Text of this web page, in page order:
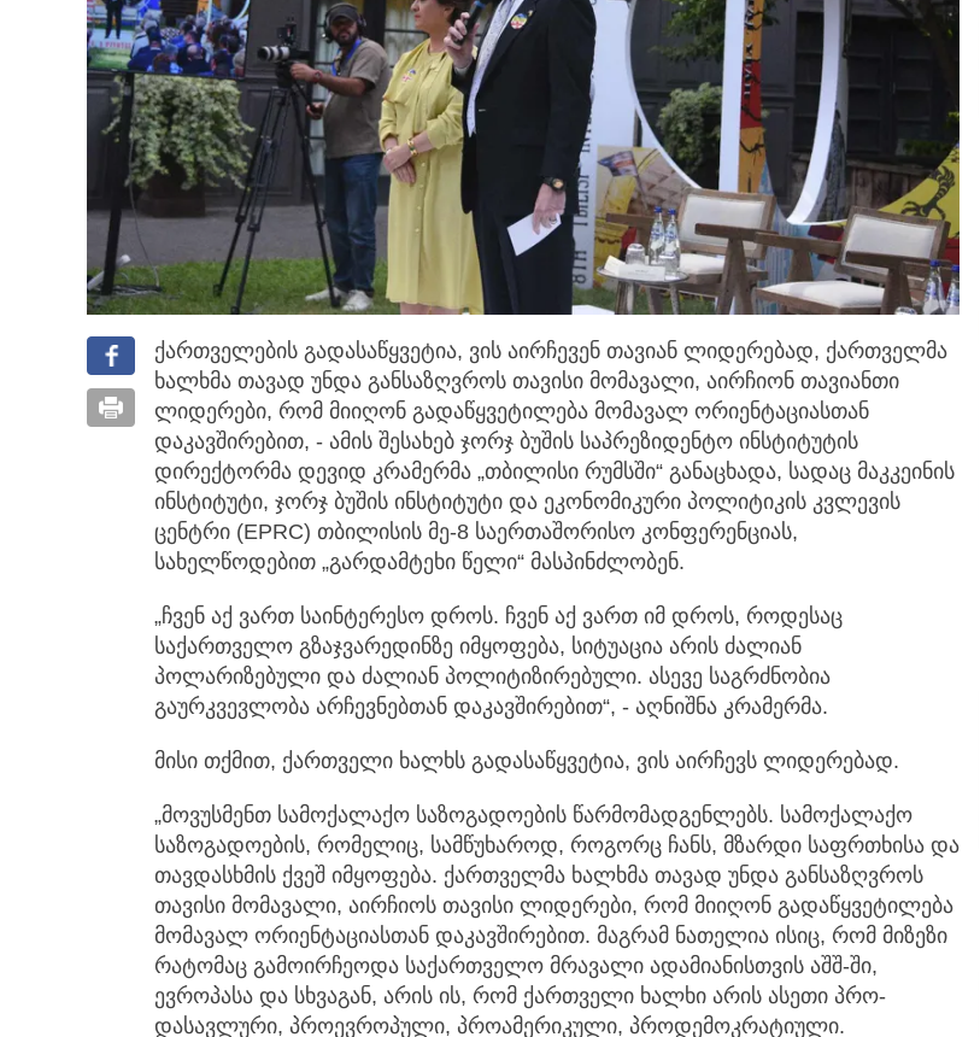
ქართველების გადასაწყვეტია, ვის აირჩევენ თავიან ლიდერებად, ქართველმა
ხალხმა თავად უნდა განსაზღვროს თავისი მომავალი, აირჩიონ თავიანთი
ლიდერები, რომ მიიღონ გადაწყვეტილება მომავალ ორიენტაციასთან
დაკავშირებით, - ამის შესახებ ჯორჯ ბუშის საპრეზიდენტო ინსტიტუტის
დირექტორმა დევიდ კრამერმა „თბილისი რუმსში“ განაცხადა, სადაც მაკკეინის
ინსტიტუტი, ჯორჯ ბუშის ინსტიტუტი და ეკონომიკური პოლიტიკის კვლევის
ცენტრი (EPRC) თბილისის მე-8 საერთაშორისო კონფერენციას,
სახელწოდებით „გარდამტეხი წელი“ მასპინძლობენ.
„ჩვენ აქ ვართ საინტერესო დროს. ჩვენ აქ ვართ იმ დროს, როდესაც
საქართველო გზაჯვარედინზე იმყოფება, სიტუაცია არის ძალიან
პოლარიზებული და ძალიან პოლიტიზირებული. ასევე საგრძნობია
გაურკვევლობა არჩევნებთან დაკავშირებით“, - აღნიშნა კრამერმა.
მისი თქმით, ქართველი ხალხს გადასაწყვეტია, ვის აირჩევს ლიდერებად.
„მოვუსმენთ სამოქალაქო საზოგადოების წარმომადგენლებს. სამოქალაქო
საზოგადოების, რომელიც, სამწუხაროდ, როგორც ჩანს, მზარდი საფრთხისა და
თავდასხმის ქვეშ იმყოფება. ქართველმა ხალხმა თავად უნდა განსაზღვროს
თავისი მომავალი, აირჩიოს თავისი ლიდერები, რომ მიიღონ გადაწყვეტილება
მომავალ ორიენტაციასთან დაკავშირებით. მაგრამ ნათელია ისიც, რომ მიზეზი
რატომაც გამოირჩეოდა საქართველო მრავალი ადამიანისთვის აშშ-ში,
ევროპასა და სხვაგან, არის ის, რომ ქართველი ხალხი არის ასეთი პრო-
დასავლური, პროევროპული, პროამერიკული, პროდემოკრატიული.